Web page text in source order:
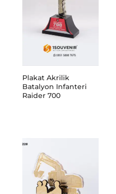
Plakat Akrilik
Batalyon Infanteri
Raider 700